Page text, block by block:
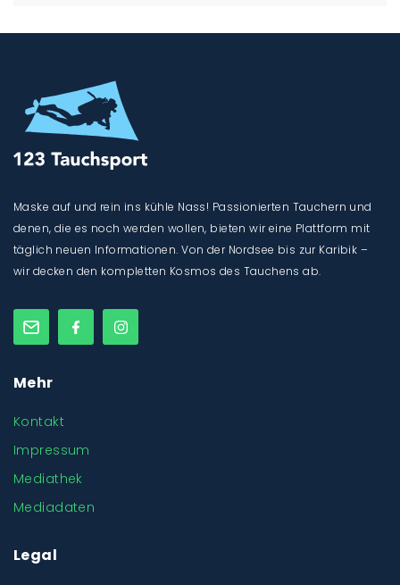
Maske auf und rein ins kühle Nass! Passionierten Tauchern und
denen, die es noch werden wollen, bieten wir eine Plattform mit
täglich neuen Informationen. Von der Nordsee bis zur Karibik –
wir decken den kompletten Kosmos des Tauchens ab.
Mehr
Kontakt
Impressum
Mediathek
Mediadaten
Legal